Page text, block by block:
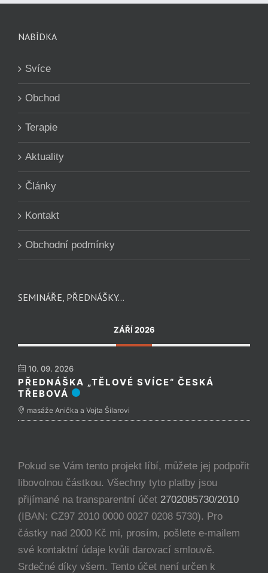
NABÍDKA
Svíce
Obchod
Terapie
Aktuality
Články
Kontakt
Obchodní podmínky
SEMINÁŘE, PŘEDNÁŠKY…
ZÁŘÍ 2026
10. 09. 2026
PŘEDNÁŠKA „TĚLOVÉ SVÍCE“ ČESKÁ
TŘEBOVÁ
masáže Anička a Vojta Šilarovi
Pokud se Vám tento projekt líbí, můžete jej podpořit
libovolnou částkou. Všechny tyto platby jsou
přijímané na transparentní účet 2702085730/2010
(IBAN: CZ97 2010 0000 0027 0208 5730). Pro
částky nad 2000 Kč mi, prosím, pošlete e-mailem
své kontaktní údaje kvůli darovací smlouvě.
Srdečné díky všem. Tento účet není určen k